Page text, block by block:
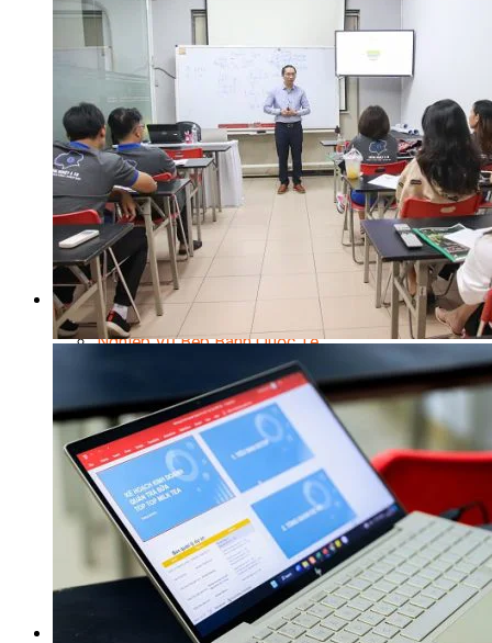
Nghiệp Vụ Pha Chế Đặc Biệt
Nghiệp Vụ Pha Chế Tổng Hợp
Nghiệp Vụ Quản Lý Bar
Chuyên Gia Cà Phê
Cà Phê Pha Máy
Khởi Sự Kinh Doanh Cafe – Chuỗi Cafe
Bí Quyết Khởi Nghiệp Mô Hình Đồ Uống
Kinh Doanh Mô Hình Đồ Uống Thịnh Hành
Kinh Doanh Chuỗi Và Nhượng Quyền
Tiếng Anh Chuyên Ngành Pha Chế
Học Làm Kem
Học Pha Chế Trà Sữa
Chuyên Đề Pha Chế
Video Dạy Pha Chế
Làm Bánh
Nghiệp Vụ Bếp Trưởng Bếp Bánh
Nghiệp Vụ Bếp Bánh Quốc Tế
Nghiệp Vụ Quản Lý Bếp Bánh
Nghiệp Vụ Bánh Kem
Bánh Việt
Bánh Nhật
Bánh Mì Nâng Cao
Bánh Đài Loan
Bánh Ngắn Hạn
Bánh Kinh Doanh
Handmade Mini Cake
Master Class
Bí Quyết Kinh Doanh Và Vận Hành Mô Hình Bánh
Chuyên Đề Bếp Bánh
Video Dạy Làm Bánh